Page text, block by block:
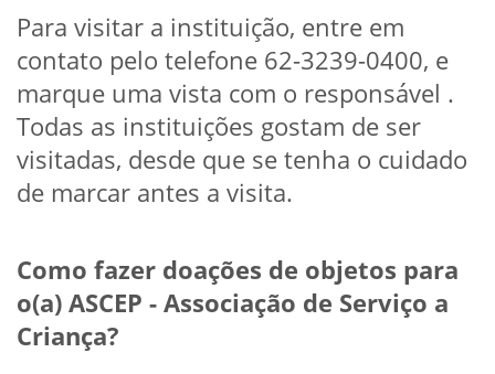
Para visitar a instituição, entre em
contato pelo telefone 62-3239-0400, e
marque uma vista com o responsável .
Todas as instituições gostam de ser
visitadas, desde que se tenha o cuidado
de marcar antes a visita.
Como fazer doações de objetos para
o(a) ASCEP - Associação de Serviço a
Criança?